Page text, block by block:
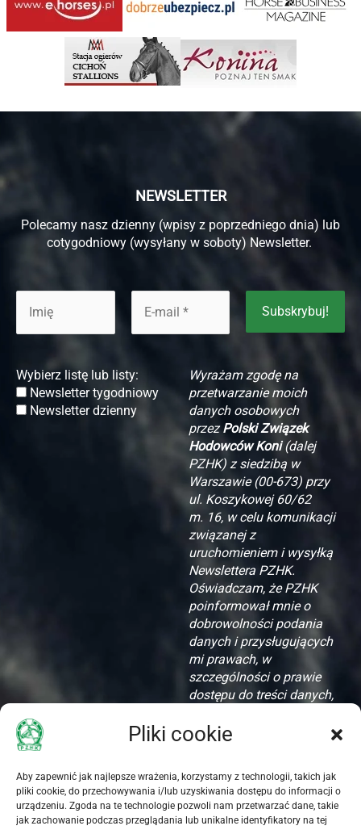
Pliki cookie
Aby zapewnić jak najlepsze wrażenia, korzystamy z technologii, takich jak
pliki cookie, do przechowywania i/lub uzyskiwania dostępu do informacji o
urządzeniu. Zgoda na te technologie pozwoli nam przetwarzać dane, takie
jak zachowanie podczas przeglądania lub unikalne identyfikatory na tej
NEWSLETTER
Polecamy nasz dzienny (wpisy z poprzedniego dnia) lub
cotygodniowy (wysyłany w soboty) Newsletter.
Wybierz listę lub listy:
Newsletter tygodniowy
Newsletter dzienny
Wyrażam zgodę na
przetwarzanie moich
danych osobowych
przezPolski Związek
Hodowców Koni(dalej
PZHK) z siedzibą w
Warszawie (00-673) przy
ul. Koszykowej 60/62
m. 16, w celu komunikacji
związanej z
uruchomieniem i wysyłką
Newslettera PZHK.
Oświadczam, że PZHK
poinformował mnie o
dobrowolności podania
danych i przysługujących
mi prawach, w
szczególności o prawie
dostępu do treści danych,
zapomnienia.
Akceptuję zamieszczone
oświadczenie dotyczące
przetwarzania danych
osobowych